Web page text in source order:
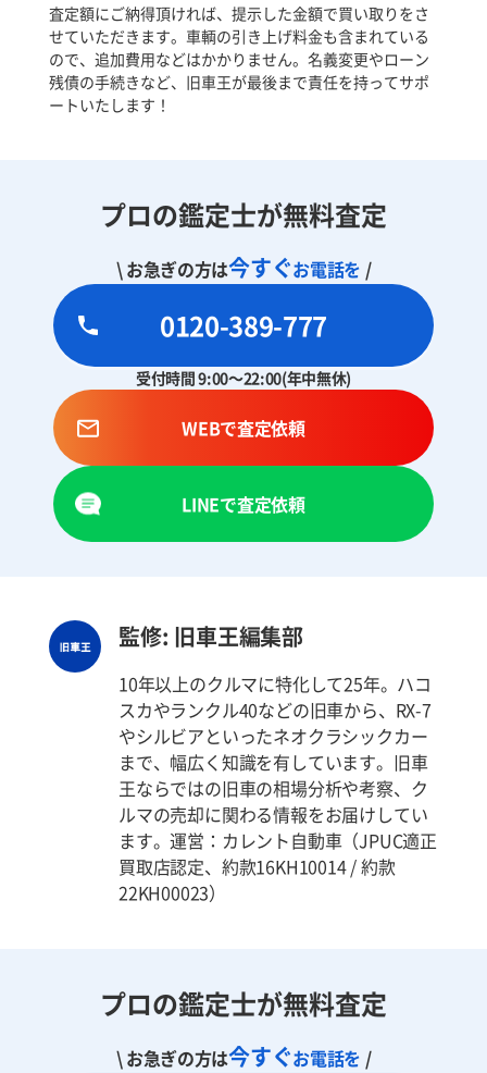
査定額にご納得頂ければ、提示した金額で買い取りをさ
せていただきます。車輌の引き上げ料金も含まれている
ので、追加費用などはかかりません。名義変更やローン
残債の手続きなど、旧車王が最後まで責任を持ってサポ
ートいたします！
プロの鑑定士が無料査定
\ お急ぎの方は今すぐお電話を /
0120-389-777
受付時間 9:00～22:00(年中無休)
WEBで査定依頼
LINEで査定依頼
監修: 旧車王編集部
10年以上のクルマに特化して25年。ハコ
スカやランクル40などの旧車から、RX-7
やシルビアといったネオクラシックカー
まで、幅広く知識を有しています。旧車
王ならではの旧車の相場分析や考察、ク
ルマの売却に関わる情報をお届けしてい
ます。運営：カレント自動車（JPUC適正
買取店認定、約款16KH10014 / 約款
22KH00023）
プロの鑑定士が無料査定
\ お急ぎの方は今すぐお電話を /